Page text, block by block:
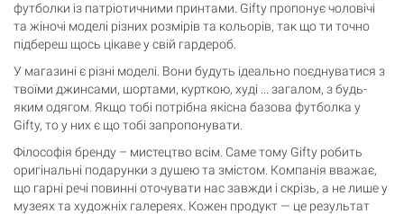
футболки із патріотичними принтами. Gifty пропонує чоловічі
та жіночі моделі різних розмірів та кольорів, так що ти точно
підбереш щось цікаве у свій гардероб.
У магазині є різні моделі. Вони будуть ідеально поєднуватися з
твоїми джинсами, шортами, курткою, худі ... загалом, з будь-
яким одягом. Якщо тобі потрібна якісна базова футболка у
Gifty, то у них є що тобі запропонувати.
Філософія бренду – мистецтво всім. Саме тому Gifty робить
оригінальні подарунки з душею та змістом. Компанія вважає,
що гарні речі повинні оточувати нас завжди і скрізь, а не лише у
музеях та художніх галереях. Кожен продукт — це результат